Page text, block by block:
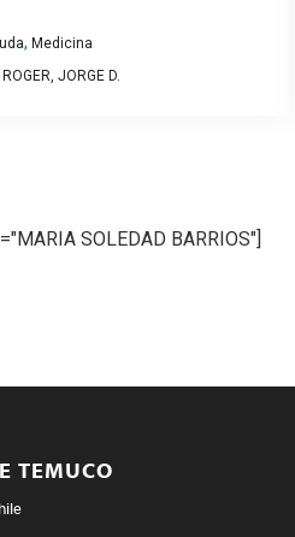
, Medicina
JORGE D.
SOLEDAD BARRIOS"]
TEMUCO